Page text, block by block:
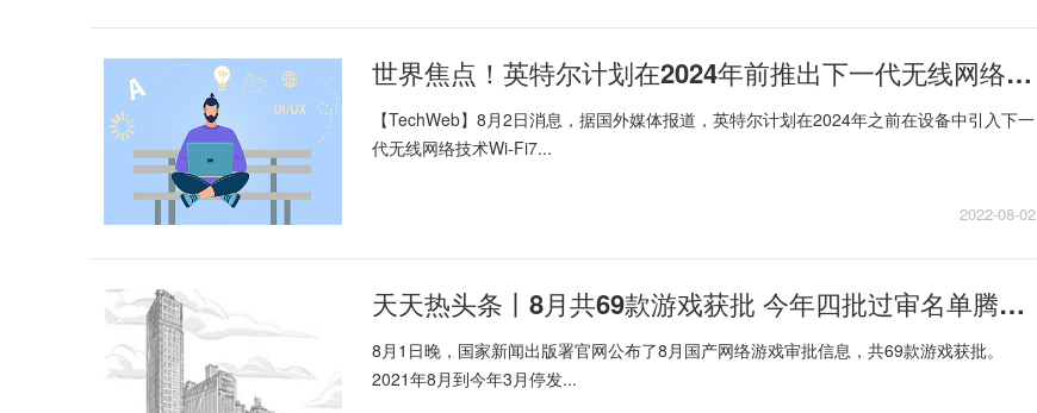
世界焦点！英特尔计划在2024年前推出下一代无线网络技术Wi-Fi 7
【TechWeb】8月2日消息，据国外媒体报道，英特尔计划在2024年之前在设备中引入下一
代无线网络技术Wi-Fi7...
2022-08-02
天天热头条丨8月共69款游戏获批 今年四批过审名单腾讯、网易均未在列
8月1日晚，国家新闻出版署官网公布了8月国产网络游戏审批信息，共69款游戏获批。
2021年8月到今年3月停发...